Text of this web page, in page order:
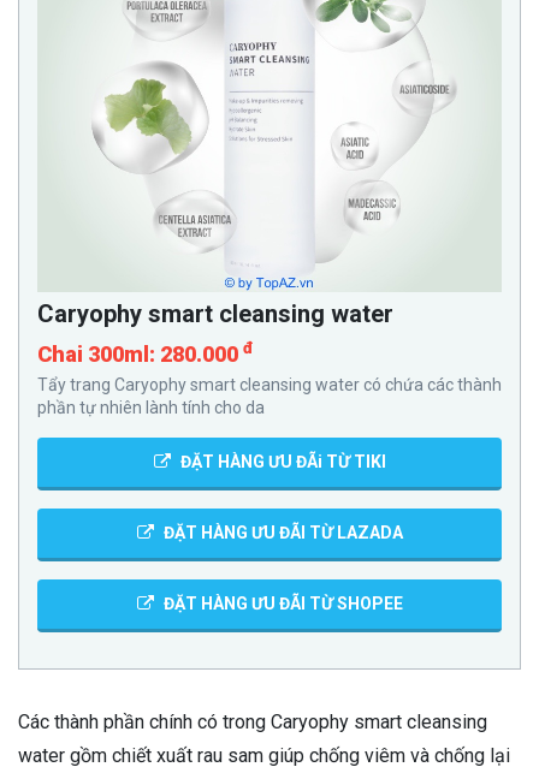
Caryophy smart cleansing water
Chai 300ml: 280.000 đ
Tẩy trang Caryophy smart cleansing water có chứa các thành
phần tự nhiên lành tính cho da
ĐẶT HÀNG ƯU ĐÃi TỪ TIKI
ĐẶT HÀNG ƯU ĐÃI TỪ LAZADA
ĐẶT HÀNG ƯU ĐÃI TỪ SHOPEE
Các thành phần chính có trong Caryophy smart cleansing
water gồm chiết xuất rau sam giúp chống viêm và chống lại